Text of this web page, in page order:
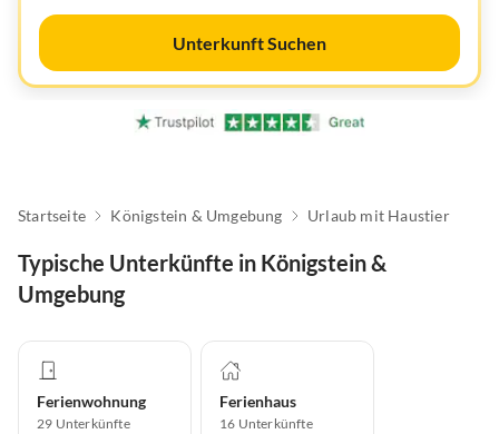
Unterkunft Suchen
Startseite Königstein & Umgebung Urlaub mit Haustier
Typische Unterkünfte in Königstein &
Umgebung
Ferienwohnung
29 Unterkünfte
Ferienhaus
16 Unterkünfte